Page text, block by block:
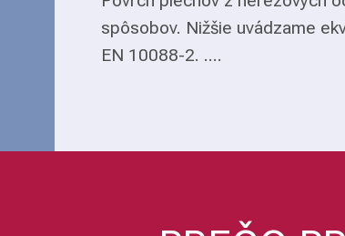
spôsobov. Nižšie uvádzame
EN 10088-2. ....